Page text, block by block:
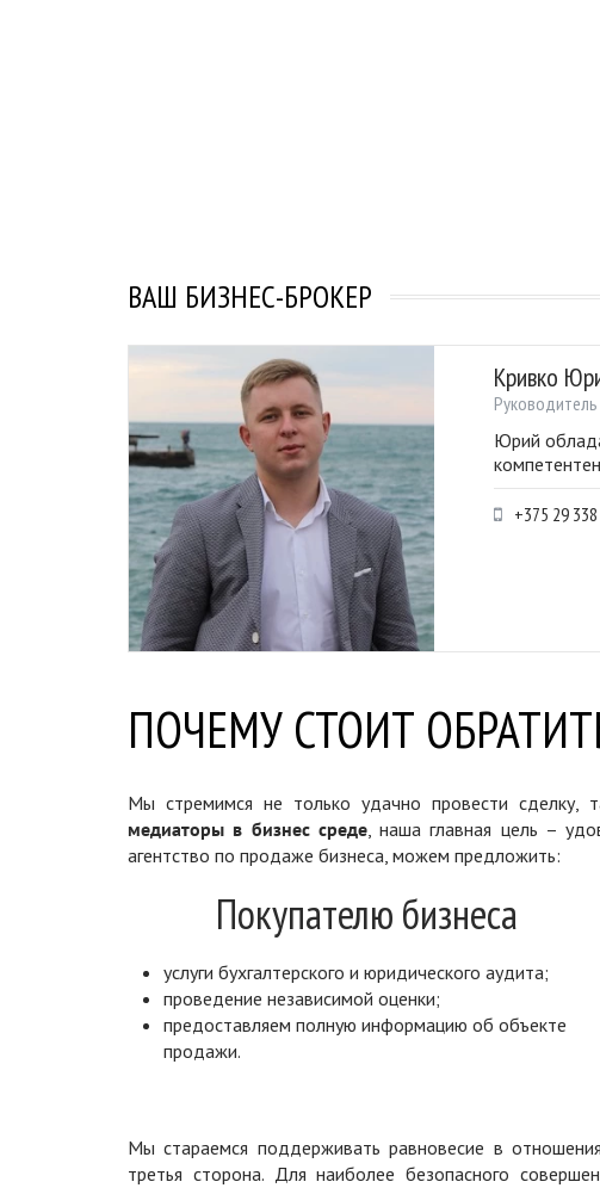
ВАШ БИЗНЕС-БРОКЕР
Кривко
Юрий
+375 29
ПОЧЕМУ СТОИТ
Мы стремимся не только удачно провести сделку,
медиаторы в бизнес среде, наша главная цель –
агентство по продаже бизнеса, можем предложить:
Покупателю бизнеса
услуги бухгалтерского и юридического аудита;
проведение независимой оценки;
предоставляем полную информацию об объекте
продажи.
Мы стараемся поддерживать равновесие в
третья сторона. Для наиболее безопасного